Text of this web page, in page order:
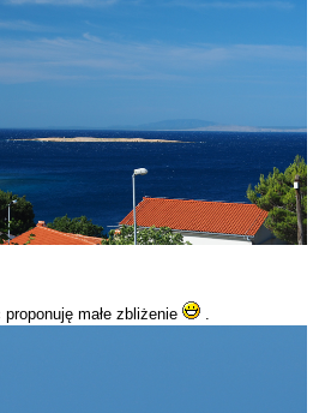
małe zbliżenie .